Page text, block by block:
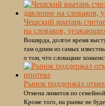
Чешский вратарь
на словаков,
Вошврда, долгое время
там одним из самых
о том, что словацкие
Рынок поддержал
Отмена лимитов по
Кроме того, на рынке не